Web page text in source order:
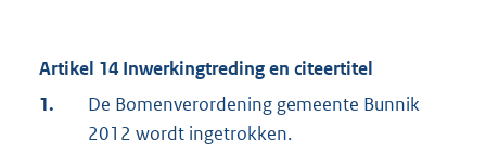
Artikel 14 Inwerkingtreding en citeertitel
1.
De Bomenverordening gemeente Bunnik
2012 wordt ingetrokken.